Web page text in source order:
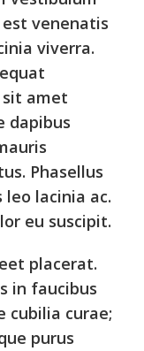
venenatis
viverra.
sit amet
dapibus
Phasellus
lacinia ac.
eu suscipit.
placerat.
in faucibus
cubilia curae;
purus